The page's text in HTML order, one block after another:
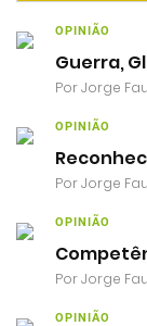
OPINIÃO
Guerra,
PorJorge
OPINIÃO
PorJorge
OPINIÃO
PorJorge
OPINIÃO